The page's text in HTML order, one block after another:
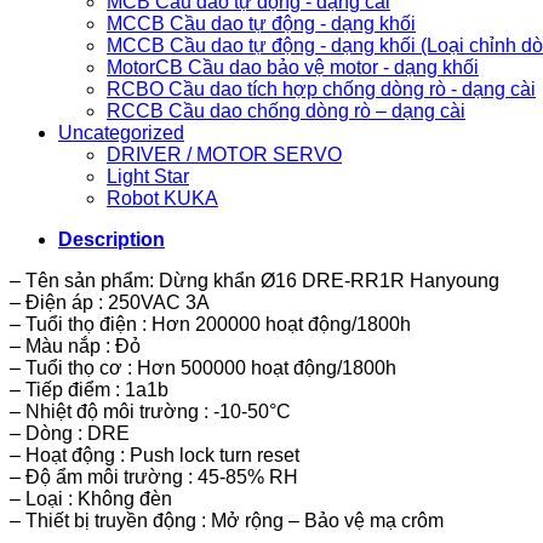
MCCB Cầu dao tự động - dạng khối
MCCB Cầu dao tự động - dạng khối (Loại chỉnh
MotorCB Cầu dao bảo vệ motor - dạng khối
RCBO Cầu dao tích hợp chống dòng rò - dạng cài
RCCB Cầu dao chống dòng rò – dạng cài
Uncategorized
DRIVER / MOTOR SERVO
Light Star
Robot KUKA
Description
– Tên sản phẩm: Dừng khẩn Ø16 DRE-RR1R Hanyoung
– Điện áp : 250VAC 3A
– Tuổi thọ điện : Hơn 200000 hoạt động/1800h
– Màu nắp : Đỏ
– Tuổi thọ cơ : Hơn 500000 hoạt động/1800h
– Tiếp điểm : 1a1b
– Nhiệt độ môi trường : -10-50°C
– Dòng : DRE
– Hoạt động : Push lock turn reset
– Độ ẩm môi trường : 45-85% RH
– Loại : Không đèn
– Thiết bị truyền động : Mở rộng – Bảo vệ mạ crôm